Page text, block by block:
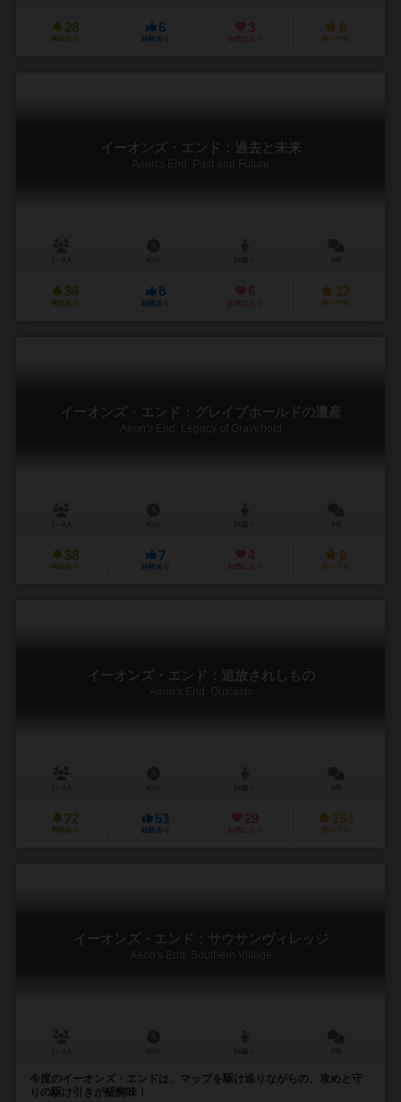
28
興味あり
6
経験あり
3
お気に入り
6
持ってる
イーオンズ・エンド：過去と未来
Aeon's End: Past and Future
36
興味あり
8
経験あり
6
お気に入り
12
持ってる
イーオンズ・エンド：グレイブホールドの遺産
Aeon's End: Legacy of Gravehold
38
興味あり
7
経験あり
4
お気に入り
9
持ってる
イーオンズ・エンド：追放されしもの
Aeon's End: Outcasts
72
興味あり
53
経験あり
29
お気に入り
154
持ってる
イーオンズ・エンド：サウサンヴィレッジ
Aeon's End: Southern Village
今度のイーオンズ・エンドは、マップを駆け巡りながらの、攻めと守
りの駆け引きが醍醐味！